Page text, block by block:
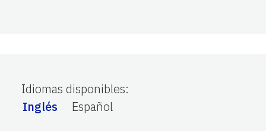
Idiomas disponibles:
Inglés
Español